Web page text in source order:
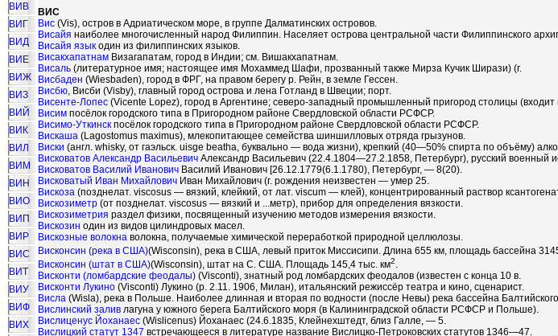
ВИВ
ВИГ
ВИД
ВИЕ
ВИЖ
ВИЗ
ВИЙ
ВИК
ВИЛ
ВИМ
ВИН
ВИО
ВИП
ВИР
ВИС
ВИТ
ВИУ
ВИФ
ВИХ
ВИС
Вис (Vis), остров в Адриатическом море, в группе Далматинских островов.
Висайя наиболее многочисленный народ Филиппин. Населяет острова центральной части Филиппинского
Висайя язык один из филиппинских языков.
Висакхапатнам Визагапатам, город в Индии; см. Вишакхапатнам.
Висаль (литературное имя; настоящее имя Мохаммед Шафи, прозванный также Мирза Кучик Ширази) (г.
Висбаден (Wiesbaden), город в ФРГ, на правом берегу р. Рейн, в земле Гессен.
Висбю, Висби (Visby), главный город острова и лена Готланд в Швеции; порт.
Висенте-Лопес (Vicente Lopez), город в Аргентине; северо-западный промышленный пригород столицы
Висим посёлок городского типа в Пригородном районе Свердловской области РСФСР.
Висимо-Уткинск посёлок городского типа в Пригородном районе Свердловской области РСФСР.
Вискаша (Lagostomus maximus), млекопитающее семейства шиншилловых отряда грызунов.
Виски (англ. whisky, от гаэльск. uisge beatha, буквально — вода жизни), крепкий (40—50% спирта по объёму)
Висковатов Александр Васильевич Александр Васильевич (22.4.1804—27.2.1858, Петербург), русский военный
Висковатов Василий Иванович Василий Иванович [26.12.1779(6.1.1780), Петербург, — 8(20).
Висковатый Иван Михайлович Иван Михайлович (г. рождения неизвестен — умер 25.
Вискоза (позднелат. viscosus — вязкий, клейкий, от лат. viscum — клей), концентрированный раствор
Вискозиметр (от позднелат. viscosus — вязкий и ...метр), прибор для определения вязкости.
Вискозиметрия раздел физики, посвященный изучению методов измерения вязкости.
Вискозин один из видов цилиндровых масел.
Вискозные волокна волокна, получаемые химической переработкой природной целлюлозы.
Висконсин (река в США)(Wisconsin), река в США, левый приток Миссисипи. Длина 655 км, площадь бассейна
Висконсин (штат в США)(Wisconsin), штат на С. США. Площадь 145,4 тыс. км2.
Висконти (ломбардские феодалы) (Visconti), знатный род ломбардских феодалов (известен с конца 10 в.
Висконти Лукино (Visconti) Лукино (р. 2.11. 1906, Милан), итальянский режиссёр театра и кино, сценарист.
Висла (Wisla), река в Польше. Наиболее длинная и вторая по водности (после Невы) река бассейна
Вислинский залив лагуна у южного берега Балтийского моря (в Калининградской области РСФСР и Польше).
Вислиценус Йоханаес (Wislicenus) Йоханаес (24.6.1835, Клейнехштедт, близ Галле, — 5.
Вислицкий статут 1347 встречающееся в литературе название Вислицко-Петроковских статутов 1346—47.